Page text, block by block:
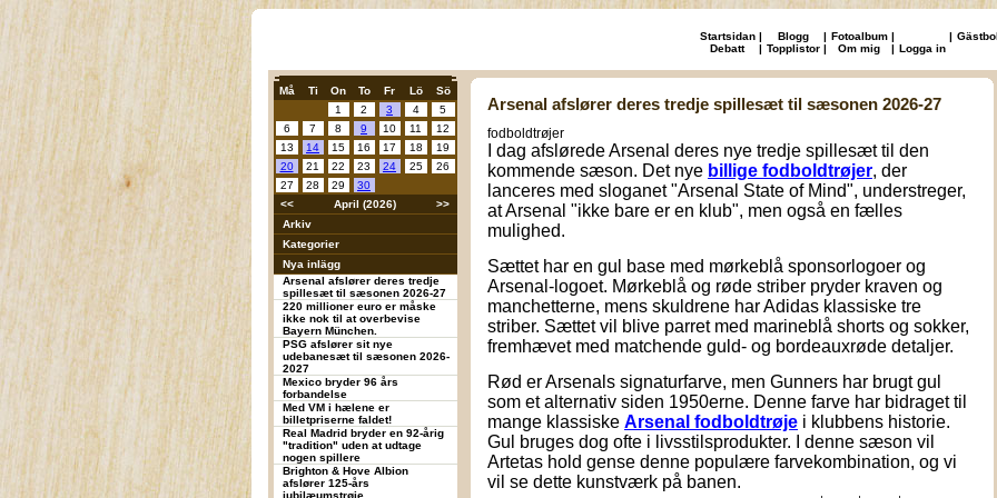
Startsidan | Blogg | Fotoalbum | |
Debatt
| Topplistor | Om mig | Logga in
Må Ti On To Fr Lö
Sö
1
2 3 4
5
6
7 8 9 10 11
12
13
14 15 16 17 18
19
20
21 22 23 24 25
26
27
28 29
30
<<
April (2026)
>>
Arkiv
Kategorier
Nya inlägg
Arsenal afslører deres tredje
spillesæt til sæsonen 2026-27
220 millioner euro er måske
ikke nok til at overbevise
Bayern München.
PSG afslører sit nye
udebanesæt til sæsonen 2026-
2027
Mexico bryder 96 års
forbandelse
Med VM i hælene er
billetpriserne faldet!
Real Madrid bryder en 92-årig
"tradition" uden at udtage
nogen spillere
Brighton & Hove Albion
afslører 125-års
jubilæumstrøje
Arsenal afslører deres tredje spillesæt til sæsonen 2026-27
fodboldtrøjer
I dag afslørede Arsenal deres nye tredje spillesæt til den
kommende sæson. Det nye billige fodboldtrøjer, der
lanceres med sloganet "Arsenal State of Mind", understreger,
at Arsenal "ikke bare er en klub", men også en fælles
mulighed.
Sættet har en gul base med mørkeblå sponsorlogoer og
Arsenal-logoet. Mørkeblå og røde striber pryder kraven og
manchetterne, mens skuldrene har Adidas klassiske tre
striber. Sættet vil blive parret med marineblå shorts og sokker,
fremhævet med matchende guld- og bordeauxrøde detaljer.
Rød er Arsenals signaturfarve, men Gunners har brugt gul
som et alternativ siden 1950erne. Denne farve har bidraget til
mange klassiske Arsenal fodboldtrøje i klubbens historie.
Gul bruges dog ofte i livsstilsprodukter. I denne sæson vil
Artetas hold gense denne populære farvekombination, og vi
vil se dette kunstværk på banen.